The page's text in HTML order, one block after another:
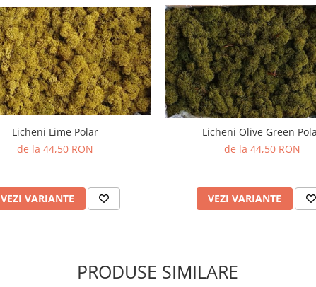
Licheni Lime Polar
de la 44,50 RON
VEZI VARIANTE
Licheni Olive Green
de la 44,50 RON
VEZI VARIANTE
PRODUSE SIMILARE